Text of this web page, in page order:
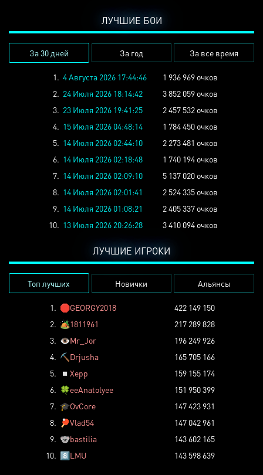
ЛУЧШИЕ БОИ
За 30 дней За год За все время
1. 4 Августа 2026 17:44:46
1 936 969 очков
2. 24 Июля 2026 18:14:42
3 852 059 очков
3. 23 Июля 2026 19:41:25
2 457 532 очков
4. 15 Июля 2026 04:48:14
1 784 450 очков
5. 14 Июля 2026 02:44:10
2 273 481 очков
6. 14 Июля 2026 02:18:48
1 740 194 очков
7. 14 Июля 2026 02:09:10
5 137 020 очков
8. 14 Июля 2026 02:01:41
2 524 335 очков
9. 14 Июля 2026 01:08:21
2 405 337 очков
10. 13 Июля 2026 20:26:28 3 410 094 очков
ЛУЧШИЕ ИГРОКИ
Топ лучших Новички Альянсы
1. 🛑GEORGY2018
422 149 150
2. 🏕️1811961
217 289 828
3. 👁️Mr_Jor
196 249 926
4. ⛏️ Drjusha
165 705 166
5.
◽ Xepp
159 155 174
6. 🍀eeAnatolyee
151 950 399
7. 🎓OvCore
147 423 931
8.
🏓Vlad54
147 042 961
9. 🐨bastilia
143 602 165
10. 8️⃣LMU 143 598 639